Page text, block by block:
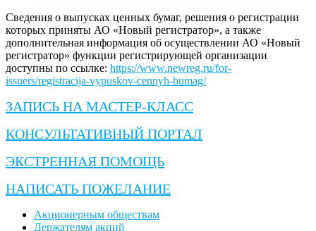
Сведения о выпусках ценных бумаг, решения о регистрации
которых приняты АО «Новый регистратор», а также
дополнительная информация об осуществлении АО «Новый
регистратор» функции регистрирующей организации
доступны по ссылке: https://www.newreg.ru/for-
issuers/registracija-vypuskov-cennyh-bumag/
ЗАПИСЬ НА МАСТЕР-КЛАСС
КОНСУЛЬТАТИВНЫЙ ПОРТАЛ
ЭКСТРЕННАЯ ПОМОЩЬ
НАПИСАТЬ ПОЖЕЛАНИЕ
Акционерным обществам
Держателям акций